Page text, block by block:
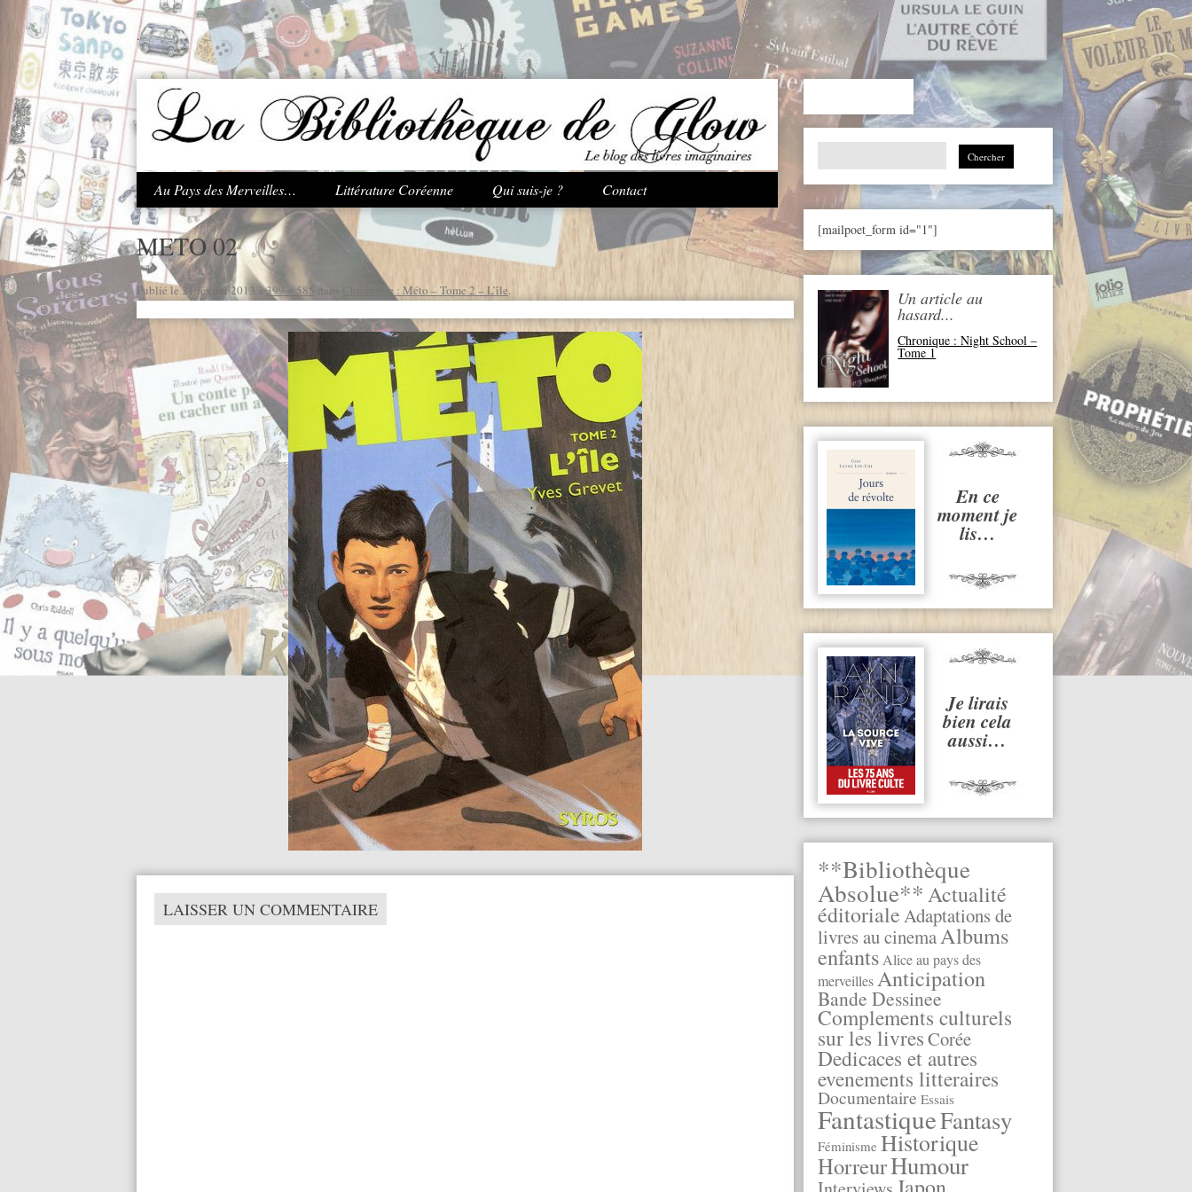
.
Aller au contenu principal
Au Pays des Merveilles… Littérature Coréenne Qui suis-je ? Contact
Search
[mailpoet_form id="1"]
Un article au
hasard...
Chronique : Night School –
Tome 1
En ce
moment je
lis…
Je lirais
bien cela
aussi…
**Bibliothèque
Absolue**Actualité
éditorialeAdaptations de
livres au cinemaAlbums
enfantsAlice au pays des
merveillesAnticipation
Bande Dessinee
Complements culturels
sur les livresCorée
Dedicaces et autres
evenements litteraires
Documentaire Essais
FantastiqueFantasy
Féminisme Historique
HorreurHumour
METO 02
Publié le21 février 2013 à399 × 585 dans Chronique : Méto – Tome 2 – L’île.
LAISSER UN COMMENTAIRE